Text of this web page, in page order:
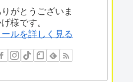
がとうございま
様です。
ルを詳しく見る